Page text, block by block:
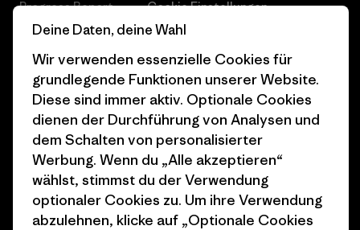
Progress Report
Business Unusual
Klimaziele
1% For The Planet
Wie wir finanzieren
Geschenkgutscheine
Stores in deiner
Nähe
Cookie Einstellungen
Karriere
Pressekontakt
Industry program
Affiliate-Programm
Patagonia Deutschland
Seitenverzeichnis
Deine Daten, deine Wahl
Wir verwenden essenzielle Cookies für
grundlegende Funktionen unserer Website.
Diese sind immer aktiv. Optionale Cookies
dienen der Durchführung von Analysen und
dem Schalten von personalisierter
Werbung. Wenn du „Alle akzeptieren“
wählst, stimmst du der Verwendung
optionaler Cookies zu. Um ihre Verwendung
abzulehnen, klicke auf „Optionale Cookies